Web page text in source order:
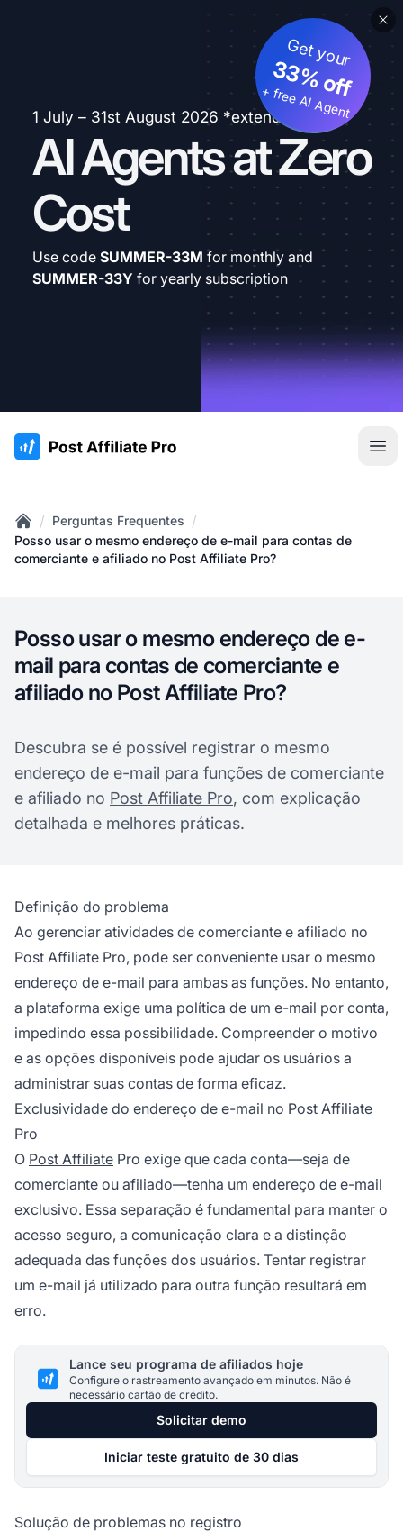
1 July – 31st August 2026 *extended
AI Agents at Zero
Cost
Get your
33% off
+ free AI Agent
Use code SUMMER-33M for monthly and
SUMMER-33Y for yearly subscription
:site.title
Home
/ Perguntas Frequentes /
Posso usar o mesmo endereço de e-mail para contas de
comerciante e afiliado no Post Affiliate Pro?
Posso usar o mesmo endereço de e-
mail para contas de comerciante e
afiliado no Post Affiliate Pro?
Descubra se é possível registrar o mesmo
endereço de e-mail para funções de comerciante
e afiliado no Post Affiliate Pro, com explicação
detalhada e melhores práticas.
Definição do problema
Ao gerenciar atividades de comerciante e afiliado no
Post Affiliate Pro, pode ser conveniente usar o mesmo
endereço de e-mail para ambas as funções. No entanto,
a plataforma exige uma política de um e-mail por conta,
impedindo essa possibilidade. Compreender o motivo
e as opções disponíveis pode ajudar os usuários a
administrar suas contas de forma eficaz.
Exclusividade do endereço de e-mail no Post Affiliate
Pro
O Post Affiliate Pro exige que cada conta—seja de
comerciante ou afiliado—tenha um endereço de e-mail
exclusivo. Essa separação é fundamental para manter o
acesso seguro, a comunicação clara e a distinção
adequada das funções dos usuários. Tentar registrar
um e-mail já utilizado para outra função resultará em
erro.
Lance seu programa de afiliados hoje
Configure o rastreamento avançado em minutos. Não é
necessário cartão de crédito.
Solicitar demo
Iniciar teste gratuito de 30 dias
Solução de problemas no registro